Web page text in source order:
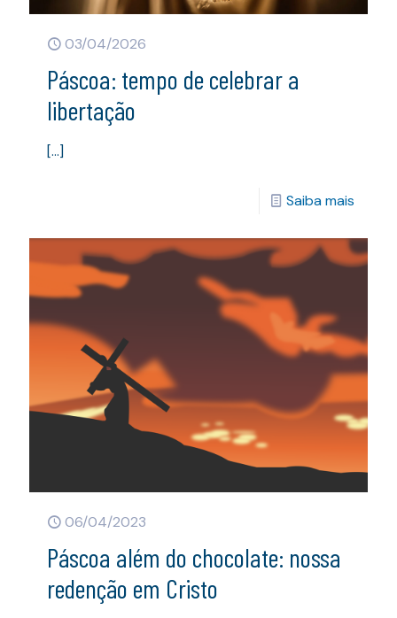
03/04/2026
Páscoa: tempo de celebrar a
libertação
[…]
Saiba mais
06/04/2023
Páscoa além do chocolate: nossa
redenção em Cristo